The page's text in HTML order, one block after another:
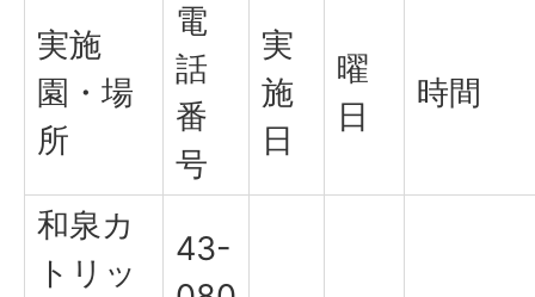
実施
園・場
所
電
話
番
号
実
施
日
曜
日
時間
和泉カ
トリッ
43-